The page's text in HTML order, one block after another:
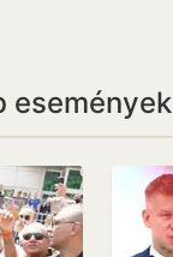
események